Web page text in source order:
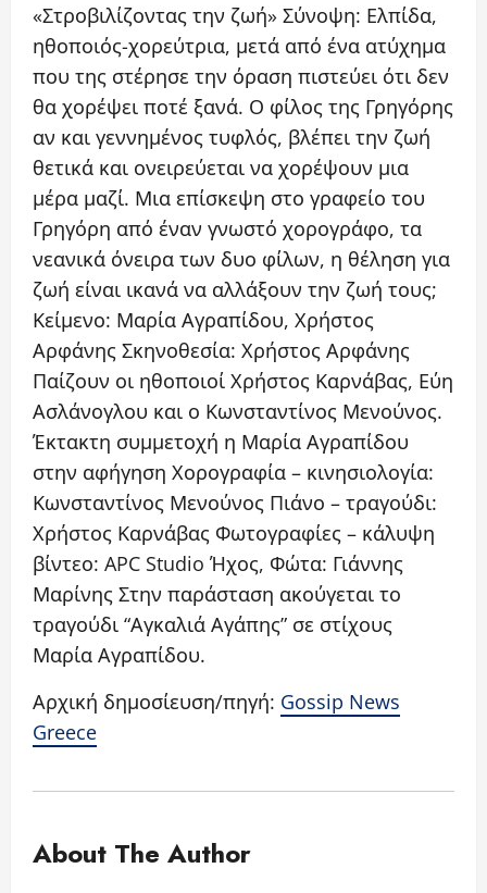
«Στροβιλίζοντας την ζωή» Σύνοψη: Ελπίδα,
ηθοποιός-χορεύτρια, μετά από ένα ατύχημα
που της στέρησε την όραση πιστεύει ότι δεν
θα χορέψει ποτέ ξανά. Ο φίλος της Γρηγόρης
αν και γεννημένος τυφλός, βλέπει την ζωή
θετικά και ονειρεύεται να χορέψουν μια
μέρα μαζί. Μια επίσκεψη στο γραφείο του
Γρηγόρη από έναν γνωστό χορογράφο, τα
νεανικά όνειρα των δυο φίλων, η θέληση για
ζωή είναι ικανά να αλλάξουν την ζωή τους;
Κείμενο: Μαρία Αγραπίδου, Χρήστος
Αρφάνης Σκηνοθεσία: Χρήστος Αρφάνης
Παίζουν οι ηθοποιοί Χρήστος Καρνάβας, Εύη
Ασλάνογλου και ο Κωνσταντίνος Μενούνος.
Έκτακτη συμμετοχή η Μαρία Αγραπίδου
στην αφήγηση Χορογραφία – κινησιολογία:
Κωνσταντίνος Μενούνος Πιάνο – τραγούδι:
Χρήστος Καρνάβας Φωτογραφίες – κάλυψη
βίντεο: APC Studio Ήχος, Φώτα: Γιάννης
Μαρίνης Στην παράσταση ακούγεται το
τραγούδι “Αγκαλιά Αγάπης” σε στίχους
Μαρία Αγραπίδου.
Αρχική δημοσίευση/πηγή: Gossip News
Greece
About The Author